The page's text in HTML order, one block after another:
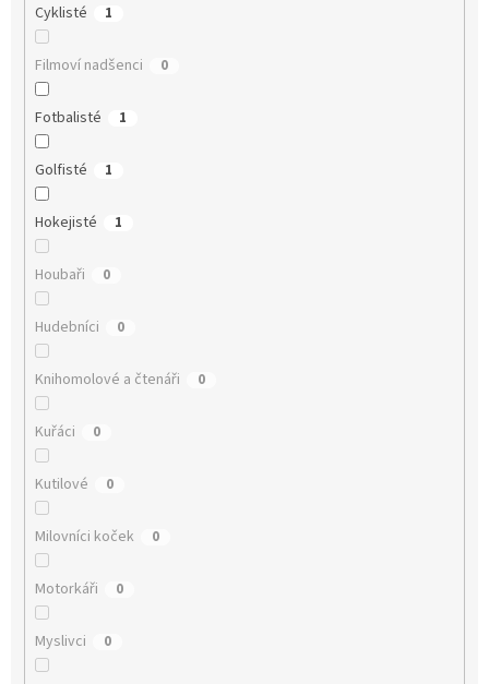
Cyklisté 1
Filmoví nadšenci 0
Fotbalisté 1
Golfisté 1
Hokejisté 1
Houbaři 0
Hudebníci 0
Knihomolové a čtenáři 0
Kuřáci 0
Kutilové 0
Milovníci koček 0
Motorkáři 0
Myslivci 0